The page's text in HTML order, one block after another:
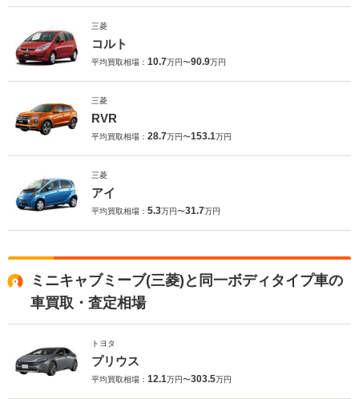
三菱
コルト
平均買取相場： 10.7万円〜90.9万円
三菱
RVR
平均買取相場： 28.7万円〜153.1万円
三菱
アイ
平均買取相場： 5.3万円〜31.7万円
ミニキャブミーブ(三菱)と同一ボディタイプ車の
車買取・査定相場
トヨタ
プリウス
平均買取相場： 12.1万円〜303.5万円